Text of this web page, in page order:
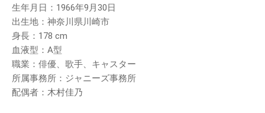
生年月日：1966年9月30日
出生地：神奈川県川崎市
身長：178 cm
血液型：A型
職業：俳優、歌手、キャスター
所属事務所：ジャニーズ事務所
配偶者：木村佳乃